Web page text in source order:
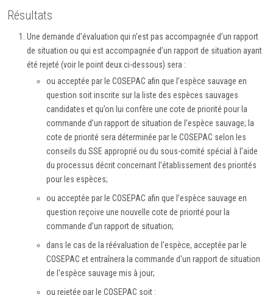
Résultats
Une demande d’évaluation qui n’est pas accompagnée d’un rapport
de situation ou qui est accompagnée d’un rapport de situation ayant
été rejeté (voir le point deux ci-dessous) sera :
ou acceptée par le COSEPAC afin que l’espèce sauvage en
question soit inscrite sur la liste des espèces sauvages
candidates et qu’on lui confère une cote de priorité pour la
commande d’un rapport de situation de l’espèce sauvage; la
cote de priorité sera déterminée par le COSEPAC selon les
conseils du SSE approprié ou du sous-comité spécial à l’aide
du processus décrit concernant l’établissement des priorités
pour les espèces;
ou acceptée par le COSEPAC afin que l’espèce sauvage en
question reçoive une nouvelle cote de priorité pour la
commande d’un rapport de situation;
dans le cas de la réévaluation de l'espèce, acceptée par le
COSEPAC et entraînera la commande d'un rapport de situation
de l'espèce sauvage mis à jour;
ou rejetée par le COSEPAC soit :